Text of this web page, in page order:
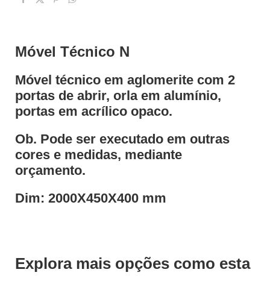
Móvel Técnico N
Móvel técnico em aglomerite com 2
portas de abrir, orla em alumínio,
portas em acrílico opaco.
Ob. Pode ser executado em outras
cores e medidas, mediante
orçamento.
Dim: 2000X450X400 mm
Explora mais opções como esta